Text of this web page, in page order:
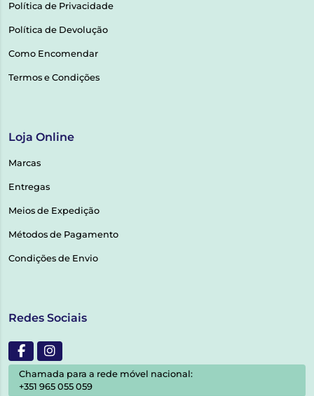
Política de Privacidade
Política de Devolução
Como Encomendar
Termos e Condições
Loja Online
Marcas
Entregas
Meios de Expedição
Métodos de Pagamento
Condições de Envio
Redes Sociais
Chamada para a rede móvel nacional:
+351 965 055 059